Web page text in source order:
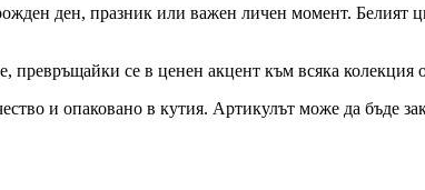
ден, празник или важен личен момент. Белият
превръщайки се в ценен акцент към всяка
и опаковано в кутия. Артикулът може да бъде